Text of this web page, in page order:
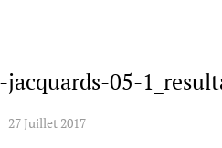
jacquards-05-
27 Juillet 2017